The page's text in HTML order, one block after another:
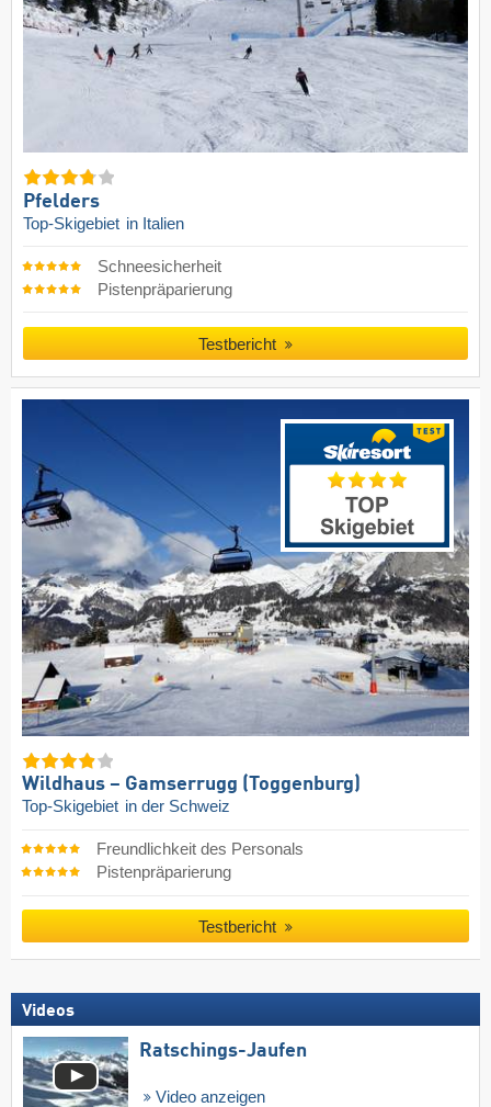
Pfelders
Top-Skigebiet in Italien
Schneesicherheit
Pistenpräparierung
Testbericht
Wildhaus – Gamserrugg (Toggenburg)
Top-Skigebiet in der Schweiz
Freundlichkeit des Personals
Pistenpräparierung
Testbericht
Videos
Ratschings-Jaufen
Video anzeigen